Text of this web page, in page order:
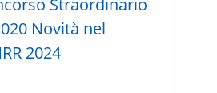
Straordinario
Novità nel
2024